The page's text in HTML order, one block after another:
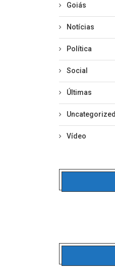
Goiás
Notícias
Política
Social
Últimas
Uncategorized
Vídeo